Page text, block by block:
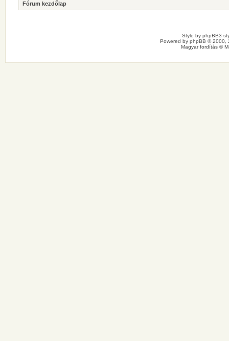
Fórum kezdőlap
Style by phpBB3
Powered by phpBB © 2000,
Magyar fordítás ©